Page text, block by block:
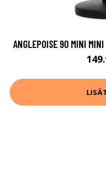
ANGLEPOISE 90 MINI